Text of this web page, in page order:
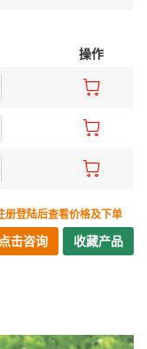
操作
册登陆后查看价格及下单
点击咨询 收藏产品